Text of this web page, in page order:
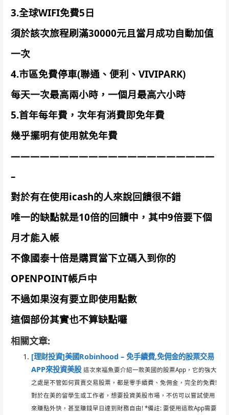
3.全球WIFI免費5日
須於該次旅程刷滿30000元且當月成功自動加值
一次
4.市區免費停車(聯通、便利、VIVIPARK)
每天一次最高兩小時，一個月最高六小時
5.首年每年費，次年有消費即免年費
幾乎擺明有使用就免年費
—————————————————————
–
對於有在使用icash的人來說回饋很不錯
唯一的缺點就是10倍的回饋中，其中9倍要下個
月才能入帳
不像國泰十倍是購買當下立碼入到你的
OPENPOINT帳戶中
不過如果沒有要立即使用點數
這個部份其實也不算缺點囉
相關文章:
[理財投資]美國Robinhood – 免手續費,免佣金的股票交易
APP來投資美股 這次來福魚要介紹一款美國的股票App，它的強大
之處是不管如何買賣交易股票，都是零手續費、免佣金，完全的免費!
對於在美的留學生或工作者，想要投資美股市場，不仿可以嘗試使用
來賺點外快，甚至賺錢早日達到財務自由! *備註: 要使用這款App需要